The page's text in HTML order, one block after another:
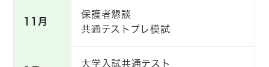
11月
保護者懇談
共通テストプレ模試
大学入試共通テスト